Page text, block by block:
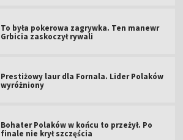
To była pokerowa zagrywka. Ten manewr
Grbicia zaskoczył rywali
Prestiżowy laur dla Fornala. Lider Polaków
wyróżniony
Bohater Polaków w końcu to przeżył. Po
finale nie krył szczęścia